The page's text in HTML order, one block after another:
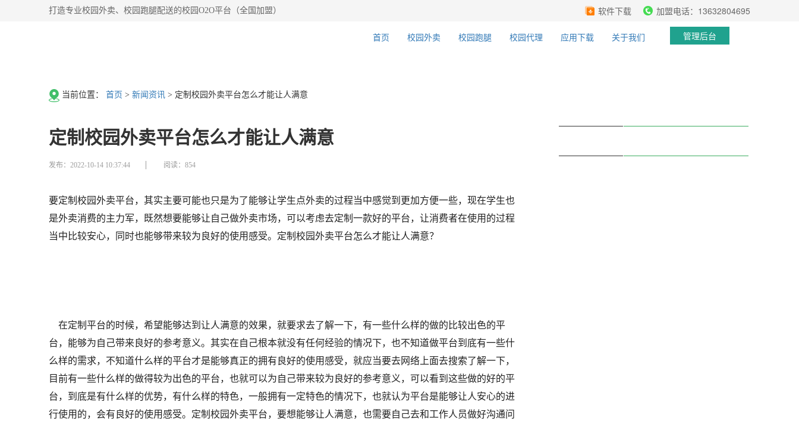
打造专业校园外卖、校园跑腿配送的校园O2O平台（全国加盟） 软件下载 加盟电话：13632804695
首页 校园外卖 校园跑腿 校园代理 应用下载 关于我们 管理后台
当前位置： 首页 > 新闻资讯 > 定制校园外卖平台怎么才能让人满意
定制校园外卖平台怎么才能让人满意
发布：2022-10-14 10:37:44 阅读：854
要定制校园外卖平台，其实主要可能也只是为了能够让学生点外卖的过程当中感觉到更加方便一些，现在学生也
是外卖消费的主力军，既然想要能够让自己做外卖市场，可以考虑去定制一款好的平台，让消费者在使用的过程
当中比较安心，同时也能够带来较为良好的使用感受。定制校园外卖平台怎么才能让人满意？
在定制平台的时候，希望能够达到让人满意的效果，就要求去了解一下，有一些什么样的做的比较出色的平
台，能够为自己带来良好的参考意义。其实在自己根本就没有任何经验的情况下，也不知道做平台到底有一些什
么样的需求，不知道什么样的平台才是能够真正的拥有良好的使用感受，就应当要去网络上面去搜索了解一下，
目前有一些什么样的做得较为出色的平台，也就可以为自己带来较为良好的参考意义，可以看到这些做的好的平
台，到底是有什么样的优势，有什么样的特色，一般拥有一定特色的情况下，也就认为平台是能够让人安心的进
行使用的，会有良好的使用感受。定制校园外卖平台，要想能够让人满意，也需要自己去和工作人员做好沟通问